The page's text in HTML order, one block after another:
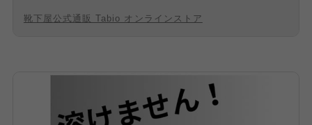
良の履き心地のために、熟練の日本の職人た ちがひとつひとつ丁
靴下屋公式通販 Tabio オンラインストア